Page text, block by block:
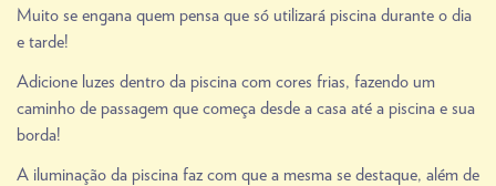
Muito se engana quem pensa que só utilizará piscina durante o dia
e tarde!
Adicione luzes dentro da piscina com cores frias, fazendo um
caminho de passagem que começa desde a casa até a piscina e sua
borda!
A iluminação da piscina faz com que a mesma se destaque, além de